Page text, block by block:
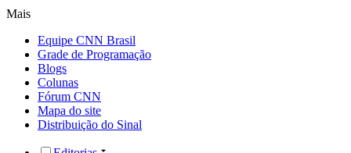
Mais
Equipe CNN Brasil
Grade de Programação
Blogs
Colunas
Fórum CNN
Mapa do site
Distribuição do Sinal